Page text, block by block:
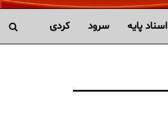
اسناد پایه سرود کردی